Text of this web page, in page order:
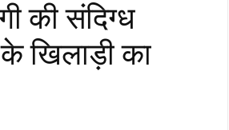
की संदिग्ध
खिलाड़ी का